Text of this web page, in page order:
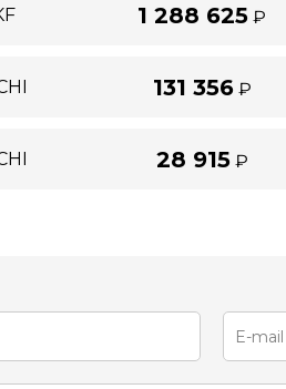
1 288 625 ₽
131 356₽
28 915₽